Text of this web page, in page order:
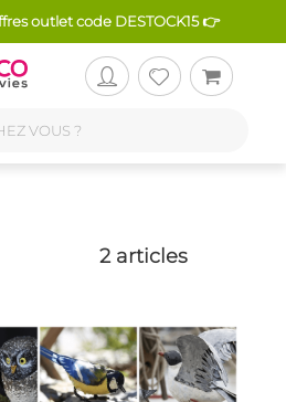
outlet code DESTOCK15 👉
2 articles